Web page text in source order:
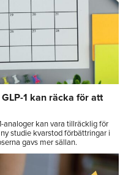
1 kan räcka för att
analoger kan vara tillräcklig för
studie kvarstod förbättringar i
gavs mer sällan.